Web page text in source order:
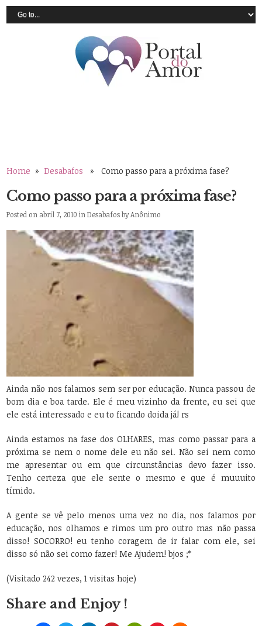
Home » Desabafos » Como passo para a próxima fase?
Como passo para a próxima fase?
Posted on abril 7, 2010 inDesabafosbyAnônimo
Ainda não nos falamos sem ser por educação. Nunca passou de
bom dia e boa tarde. Ele é meu vizinho da frente, eu sei que
ele está interessado e eu to ficando doida já! rs
Ainda estamos na fase dos OLHARES, mas como passar para a
próxima se nem o nome dele eu não sei. Não sei nem como
me apresentar ou em que circunstâncias devo fazer isso.
Tenho certeza que ele sente o mesmo e que é muuuito
tímido.
A gente se vê pelo menos uma vez no dia, nos falamos por
educação, nos olhamos e rimos um pro outro mas não passa
disso! SOCORRO! eu tenho coragem de ir falar com ele, sei
disso só não sei como fazer! Me Ajudem! bjos ;*
(Visitado 242 vezes, 1 visitas hoje)
Share and Enjoy !